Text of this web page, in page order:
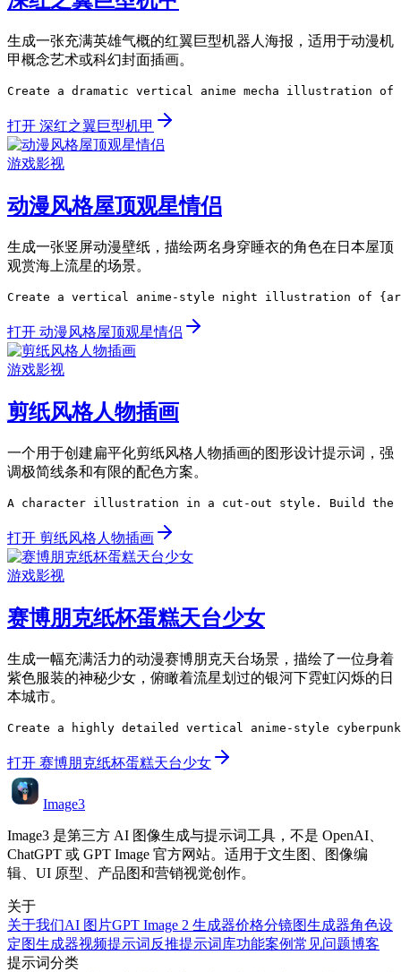
生成一张充满英雄气概的红翼巨型机器人海报，适用于动漫机
甲概念艺术或科幻封面插画。
Create a dramatic vertical anime mecha illustration of
打开 深红之翼巨型机甲
游戏影视
动漫风格屋顶观星情侣
生成一张竖屏动漫壁纸，描绘两名身穿睡衣的角色在日本屋顶
观赏海上流星的场景。
Create a vertical anime-style night illustration of
打开 动漫风格屋顶观星情侣
游戏影视
剪纸风格人物插画
一个用于创建扁平化剪纸风格人物插画的图形设计提示词，强
调极简线条和有限的配色方案。
A character illustration in a cut-out style. Build the
打开 剪纸风格人物插画
游戏影视
赛博朋克纸杯蛋糕天台少女
生成一幅充满活力的动漫赛博朋克天台场景，描绘了一位身着
紫色服装的神秘少女，俯瞰着流星划过的银河下霓虹闪烁的日
本城市。
Create a highly detailed vertical anime-style
打开 赛博朋克纸杯蛋糕天台少女
Image3
Image3 是第三方 AI 图像生成与提示词工具，不是 OpenAI、
ChatGPT 或 GPT Image 官方网站。适用于文生图、图像编
辑、UI 原型、产品图和营销视觉创作。
关于
关于我们AI 图片GPT Image 2 生成器价格分镜图生成器角色设
定图生成器视频提示词反推提示词库功能案例常见问题博客
提示词分类